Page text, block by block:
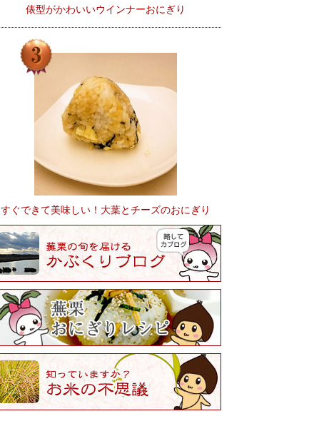
俵型がかわいいウインナーおにぎり
すぐできて美味しい！大葉とチーズのおにぎり